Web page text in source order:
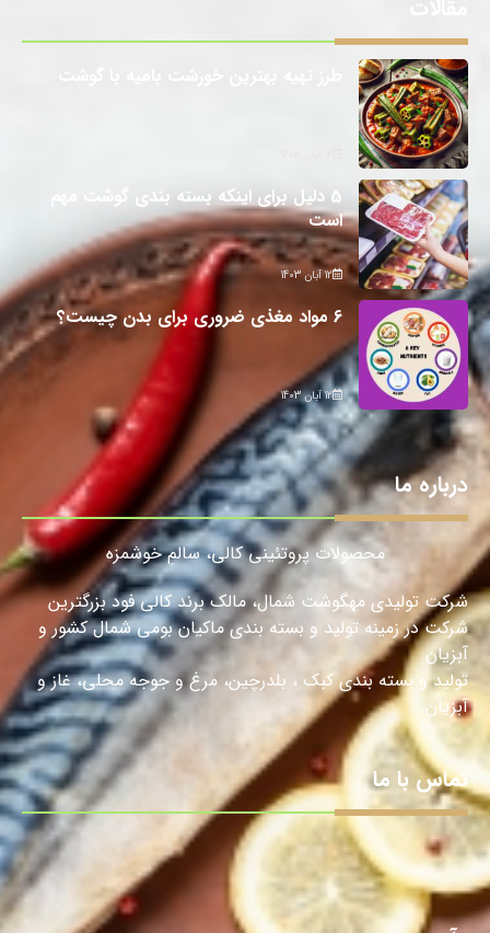
5 دلیل برای اینکه بسته بندی گوشت مهم
است
12 آبان 1403
6 مواد مغذی ضروری برای بدن چیست؟
12 آبان 1403
درباره ما
محصولات پروتئینی کالی، سالمِ خوشمزه
شرکت تولیدی مهگوشت شمال، مالک برند کالی فود بزرگترین
شرکت در زمینه تولید و بسته بندی ماکیان بومی شمال کشور و
آبزیان
تولید و بسته بندی کبک ، بلدرچین، مرغ و جوجه محلی، غاز و
آبزیان.
تماس با ما